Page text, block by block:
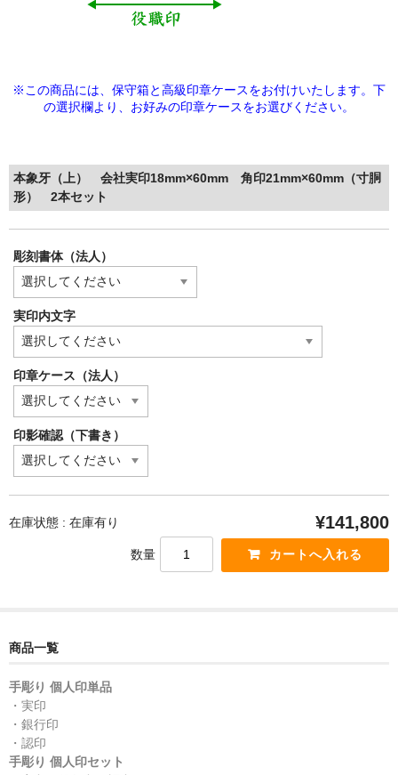
※この商品には、保守箱と高級印章ケースをお付けいたします。下
の選択欄より、 お好みの印章ケースをお選びください。
本象牙（上） 会社実印18mm×60mm 角印21mm×60mm（寸胴
形） 2本セット
彫刻書体（法人）
実印内文字
印章ケース（法人）
印影確認（下書き）
在庫状態 : 在庫有り ¥141,800
数量
商品一覧
手彫り 個人印単品
・実印
・銀行印
・認印
手彫り 個人印セット